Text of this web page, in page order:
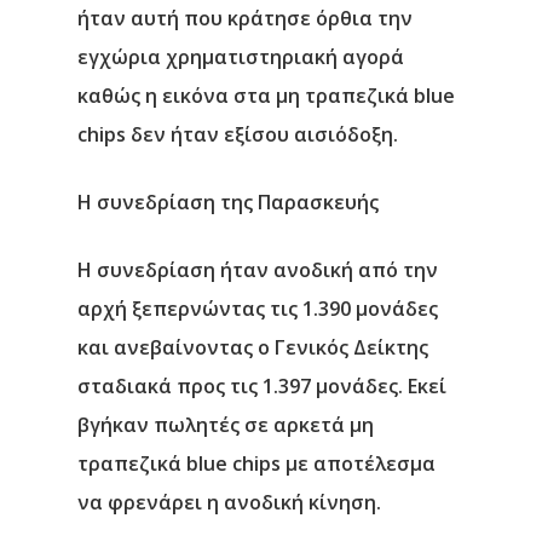
ήταν αυτή που κράτησε όρθια την
εγχώρια χρηματιστηριακή αγορά
καθώς η εικόνα στα μη τραπεζικά blue
chips δεν ήταν εξίσου αισιόδοξη.
Η συνεδρίαση της Παρασκευής
Η συνεδρίαση ήταν ανοδική από την
αρχή ξεπερνώντας τις 1.390 μονάδες
και ανεβαίνοντας ο Γενικός Δείκτης
σταδιακά προς τις 1.397 μονάδες. Εκεί
βγήκαν πωλητές σε αρκετά μη
τραπεζικά blue chips με αποτέλεσμα
να φρενάρει η ανοδική κίνηση.